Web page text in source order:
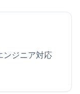
ンジニア対応